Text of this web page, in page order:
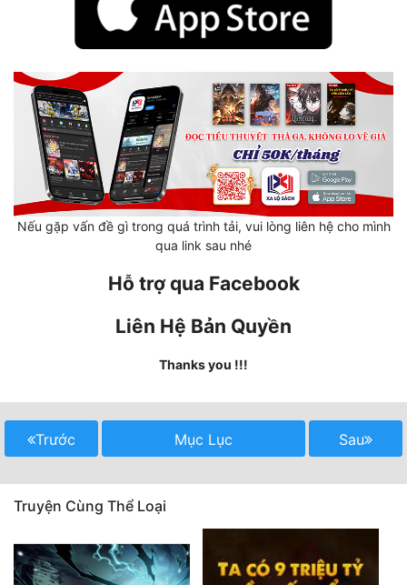
Phương Tây
Phản Phái
Quan Trường
Quân Sự
Tiểu Thuyết
Trinh Thám
Triều Đấu
Trọng Sinh
Nếu gặp vấn đề gì trong quá trình tải, vui lòng liên hệ cho mình
qua link sau nhé
Hỗ trợ qua Facebook
Liên Hệ Bản Quyền
Thanks you !!!
Trước Mục Lục Sau
Truyện Cùng Thể Loại